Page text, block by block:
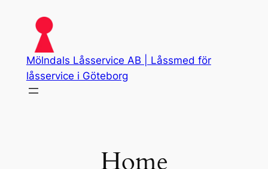
content
Mölndals Låsservice AB | Låssmed för
låsservice i Göteborg
Home